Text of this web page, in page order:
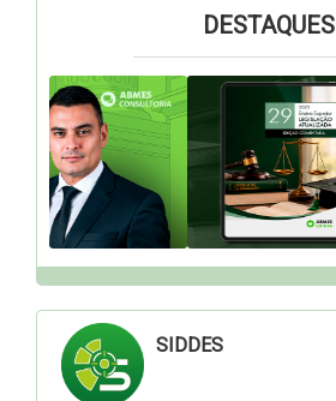
DESTAQUES
SIDDES